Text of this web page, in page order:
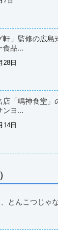
軒」監修の広
食品...
28日
店「鳴神食堂」
ンヨ...
14日
とんこつじゃ